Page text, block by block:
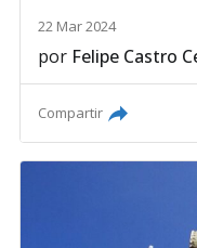
22 Mar 2024
por Felipe Castro
Compartir